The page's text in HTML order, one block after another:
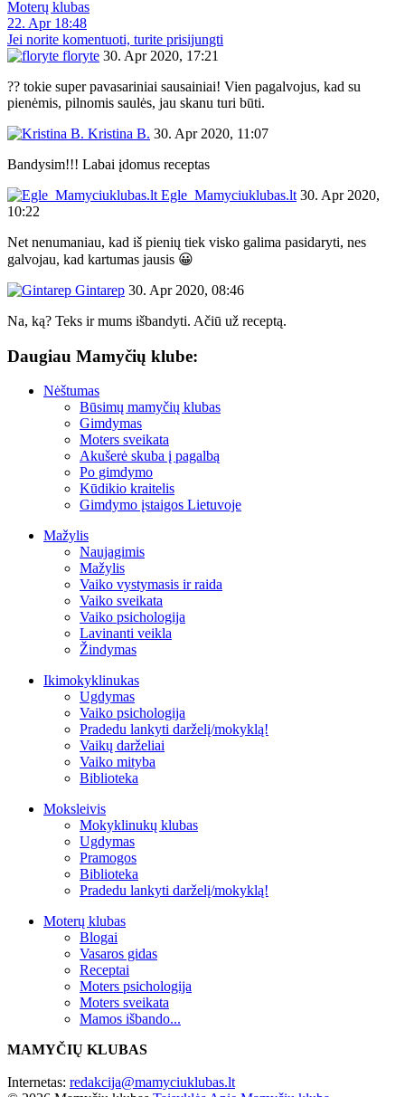
Moterų klubas
22. Apr 18:48
Jei norite komentuoti, turite prisijungti
floryte 30. Apr 2020, 17:21
?? tokie super pavasariniai sausainiai! Vien pagalvojus, kad su
pienėmis, pilnomis saulės, jau skanu turi būti.
Kristina B. 30. Apr 2020, 11:07
Bandysim!!! Labai įdomus receptas
Egle_Mamyciuklubas.lt 30. Apr 2020,
10:22
Net nenumaniau, kad iš pienių tiek visko galima pasidaryti, nes
galvojau, kad kartumas jausis 😀
Gintarep 30. Apr 2020, 08:46
Na, ką? Teks ir mums išbandyti. Ačiū už receptą.
Daugiau Mamyčių klube:
Nėštumas
Būsimų mamyčių klubas
Gimdymas
Moters sveikata
Akušerė skuba į pagalbą
Po gimdymo
Kūdikio kraitelis
Gimdymo įstaigos Lietuvoje
Mažylis
Naujagimis
Mažylis
Vaiko vystymasis ir raida
Vaiko sveikata
Vaiko psichologija
Lavinanti veikla
Žindymas
Ikimokyklinukas
Ugdymas
Vaiko psichologija
Pradedu lankyti darželį/mokyklą!
Vaikų darželiai
Vaiko mityba
Biblioteka
Moksleivis
Mokyklinukų klubas
Ugdymas
Pramogos
Biblioteka
Pradedu lankyti darželį/mokyklą!
Moterų klubas
Blogai
Vasaros gidas
Receptai
Moters psichologija
Moters sveikata
Mamos išbando...
MAMYČIŲ KLUBAS
Internetas: redakcija@mamyciuklubas.lt